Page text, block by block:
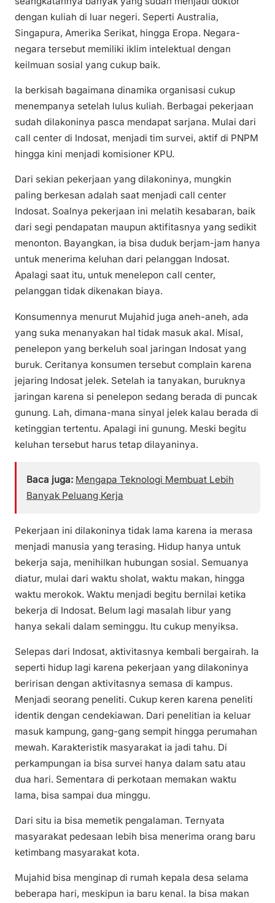
dengan kuliah di luar negeri. Seperti Australia,
Singapura, Amerika Serikat, hingga Eropa. Negara-
negara tersebut memiliki iklim intelektual dengan
keilmuan sosial yang cukup baik.
Ia berkisah bagaimana dinamika organisasi cukup
menempanya setelah lulus kuliah. Berbagai pekerjaan
sudah dilakoninya pasca mendapat sarjana. Mulai dari
call center di Indosat, menjadi tim survei, aktif di PNPM
hingga kini menjadi komisioner KPU.
Dari sekian pekerjaan yang dilakoninya, mungkin
paling berkesan adalah saat menjadi call center
Indosat. Soalnya pekerjaan ini melatih kesabaran, baik
dari segi pendapatan maupun aktifitasnya yang sedikit
menonton. Bayangkan, ia bisa duduk berjam-jam hanya
untuk menerima keluhan dari pelanggan Indosat.
Apalagi saat itu, untuk menelepon call center,
pelanggan tidak dikenakan biaya.
Konsumennya menurut Mujahid juga aneh-aneh, ada
yang suka menanyakan hal tidak masuk akal. Misal,
penelepon yang berkeluh soal jaringan Indosat yang
buruk. Ceritanya konsumen tersebut complain karena
jejaring Indosat jelek. Setelah ia tanyakan, buruknya
jaringan karena si penelepon sedang berada di puncak
gunung. Lah, dimana-mana sinyal jelek kalau berada di
ketinggian tertentu. Apalagi ini gunung. Meski begitu
keluhan tersebut harus tetap dilayaninya.
Baca juga: Mengapa Teknologi Membuat Lebih
Banyak Peluang Kerja
Pekerjaan ini dilakoninya tidak lama karena ia merasa
menjadi manusia yang terasing. Hidup hanya untuk
bekerja saja, menihilkan hubungan sosial. Semuanya
diatur, mulai dari waktu sholat, waktu makan, hingga
waktu merokok. Waktu menjadi begitu bernilai ketika
bekerja di Indosat. Belum lagi masalah libur yang
hanya sekali dalam seminggu. Itu cukup menyiksa.
Selepas dari Indosat, aktivitasnya kembali bergairah. Ia
seperti hidup lagi karena pekerjaan yang dilakoninya
beririsan dengan aktivitasnya semasa di kampus.
Menjadi seorang peneliti. Cukup keren karena peneliti
identik dengan cendekiawan. Dari penelitian ia keluar
masuk kampung, gang-gang sempit hingga perumahan
mewah. Karakteristik masyarakat ia jadi tahu. Di
perkampungan ia bisa survei hanya dalam satu atau
dua hari. Sementara di perkotaan memakan waktu
lama, bisa sampai dua minggu.
Dari situ ia bisa memetik pengalaman. Ternyata
masyarakat pedesaan lebih bisa menerima orang baru
ketimbang masyarakat kota.
Mujahid bisa menginap di rumah kepala desa selama
beberapa hari, meskipun ia baru kenal. Ia bisa makan